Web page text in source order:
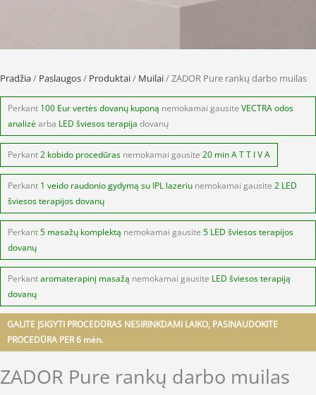
Pradžia/ Paslaugos/ Produktai/ Muilai/ ZADOR Pure rankų darbo muilas
Perkant 100 Eur vertės dovanų kuponą nemokamai gausite VECTRA odos
analizė arba LED šviesos terapija dovanų
Perkant2 kobido procedūras nemokamai gausite 20 min A T T I V A
Perkant 1 veido raudonio gydymą su IPL lazeriu nemokamai gausite 2 LED
šviesos terapijos dovanų
Perkant5 masažų komplektą nemokamai gausite 5 LED šviesos terapijos
dovanų
Perkantaromaterapinį masažą nemokamai gausite LED šviesos terapiją
dovanų
GALITE ĮSIGYTI PROCEDŪRAS NESIRINKDAMI LAIKO, PASINAUDOKITE
PROCEDŪRA PER 6 mėn.
ZADOR Pure rankų darbo muilas